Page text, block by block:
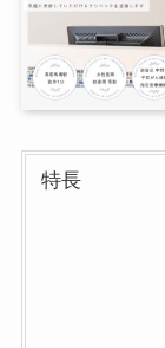
特長